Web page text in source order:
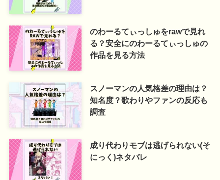
のわーるてぃっしゅをrawで見れ
る？安全にのわーるてぃっしゅの
作品を見る方法
スノーマンの人気格差の理由は？
知名度？歌わりやファンの反応も
調査
成り代わりモブは逃げられない(そ
にっく)ネタバレ